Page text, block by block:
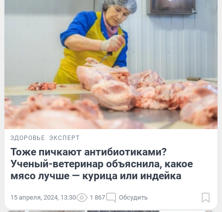
ЗДОРОВЬЕ ЭКСПЕРТ
Тоже пичкают антибиотиками?
Ученый-ветеринар объяснила, какое
мясо лучше — курица или индейка
15 апреля, 2024, 13:30 1 867 Обсудить